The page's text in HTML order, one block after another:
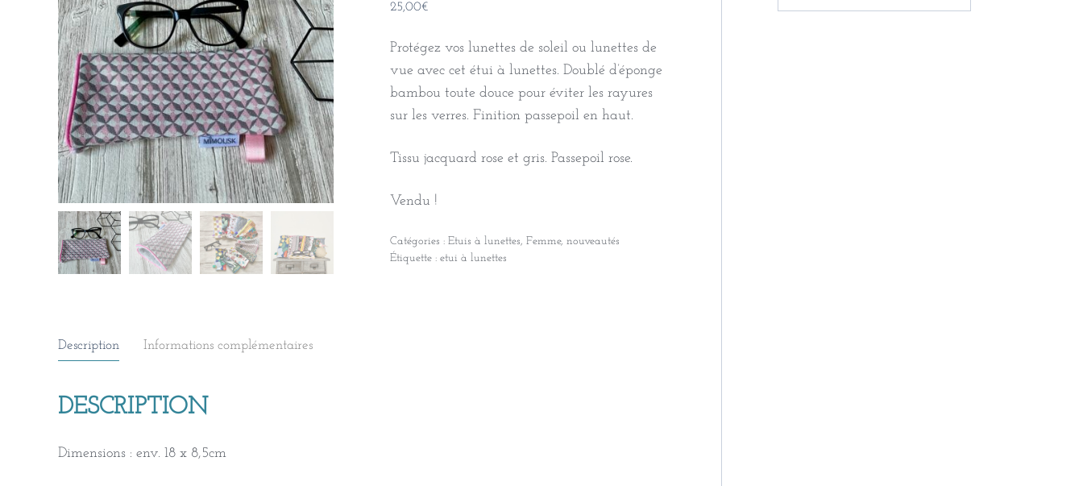
25,00€
Protégez vos lunettes de soleil ou lunettes de
vue avec cet étui à lunettes. Doublé d’éponge
bambou toute douce pour éviter les rayures
sur les verres. Finition passepoil en haut.
Tissu jacquard rose et gris. Passepoil rose.
Vendu !
Catégories : Etuis à lunettes, Femme, nouveautés
Étiquette : etui à lunettes
Description Informations complémentaires
DESCRIPTION
Dimensions : env. 18 x 8,5cm